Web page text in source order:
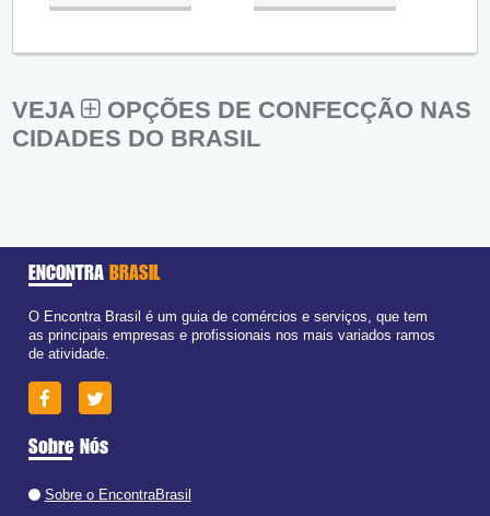
VEJA
OPÇÕES DE CONFECÇÃO NAS
CIDADES DO BRASIL
ENCONTRA BRASIL
O Encontra Brasil é um guia de comércios e serviços, que tem
as principais empresas e profissionais nos mais variados ramos
de atividade.
Sobre Nós
Sobre o EncontraBrasil